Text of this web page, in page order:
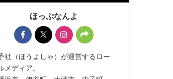
ほっぷなんよ
社（ほうよしゃ）が運営するロー
メディア。